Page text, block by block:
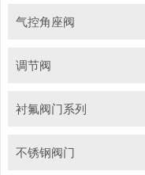
气控角座阀
调节阀
衬氟阀门系列
不锈钢阀门